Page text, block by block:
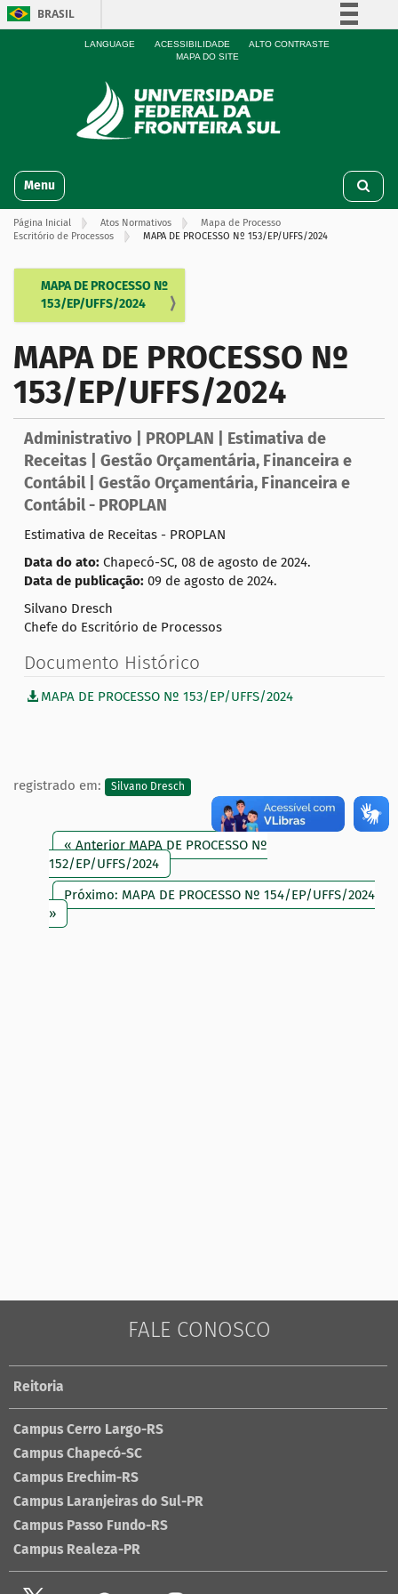
BRASIL
Simplifique!
Participe
Acesso à informação
LANGUAGE ACESSIBILIDADE
ALTO CONTRASTE
MAPA DO SITE
v
Toggle navigation
Página Inicial Atos Normativos
Mapa de Processo
Escritório de Processos
MAPA DE PROCESSO Nº 153/EP/UFFS/2024
e
g
a
ç
ã
o
MAPA DE PROCESSO Nº
153/EP/UFFS/2024
MAPA DE PROCESSO Nº
153/EP/UFFS/2024
Administrativo | PROPLAN | Estimativa de
Receitas | Gestão Orçamentária, Financeira e
Contábil | Gestão Orçamentária, Financeira e
Contábil - PROPLAN
Estimativa de Receitas - PROPLAN
Data do ato: Chapecó-SC, 08 de agosto de 2024.
Data de publicação: 09 de agosto de 2024.
Silvano Dresch
Chefe do Escritório de Processos
Documento Histórico
MAPA DE PROCESSO Nº 153/EP/UFFS/2024
registrado em: Silvano Dresch
« Anterior MAPA DE PROCESSO Nº
152/EP/UFFS/2024
Próximo: MAPA DE PROCESSO Nº 154/EP/UFFS/2024
»
FALE CONOSCO
Reitoria
Campus Cerro Largo-RS
Campus Chapecó-SC
Campus Erechim-RS
Campus Laranjeiras do Sul-PR
Campus Passo Fundo-RS
Campus Realeza-PR